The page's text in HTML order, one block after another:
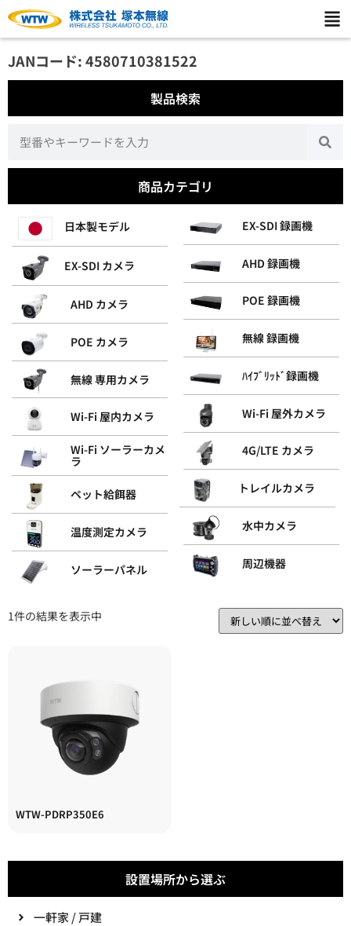
JANコード: 4580710381522
設置場所から選ぶ
一軒家 / 戸建
製品検索
商品カテゴリ
日本製モデル
EX-SDI カメラ
AHD カメラ
POE カメラ
無線 専用カメラ
Wi-Fi 屋内カメラ
Wi-Fi ソーラーカメ
ラ
ペット給餌器
温度測定カメラ
ソーラーパネル
EX-SDI 録画機
AHD 録画機
POE 録画機
無線 録画機
ﾊｲﾌﾞﾘｯﾄﾞ録画機
Wi-Fi 屋外カメラ
4G/LTE カメラ
トレイルカメラ
水中カメラ
周辺機器
1件の結果を表示中
WTW-PDRP350E6